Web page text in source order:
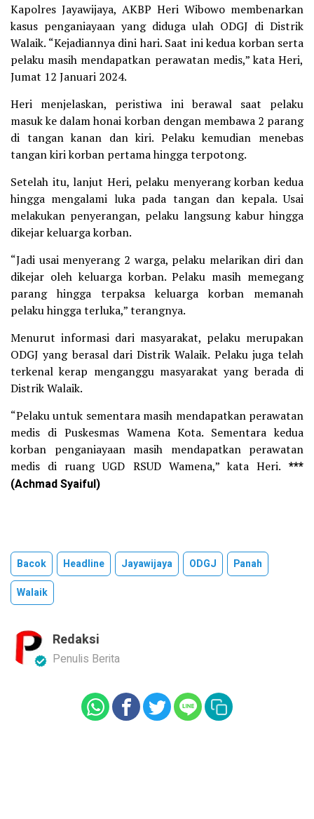
Kapolres Jayawijaya, AKBP Heri Wibowo membenarkan
kasus penganiayaan yang diduga ulah ODGJ di Distrik
Walaik. “Kejadiannya dini hari. Saat ini kedua korban serta
pelaku masih mendapatkan perawatan medis,” kata Heri,
Jumat 12 Januari 2024.
Heri menjelaskan, peristiwa ini berawal saat pelaku
masuk ke dalam honai korban dengan membawa 2 parang
di tangan kanan dan kiri. Pelaku kemudian menebas
tangan kiri korban pertama hingga terpotong.
Setelah itu, lanjut Heri, pelaku menyerang korban kedua
hingga mengalami luka pada tangan dan kepala. Usai
melakukan penyerangan, pelaku langsung kabur hingga
dikejar keluarga korban.
“Jadi usai menyerang 2 warga, pelaku melarikan diri dan
dikejar oleh keluarga korban. Pelaku masih memegang
parang hingga terpaksa keluarga korban memanah
pelaku hingga terluka,” terangnya.
Menurut informasi dari masyarakat, pelaku merupakan
ODGJ yang berasal dari Distrik Walaik. Pelaku juga telah
terkenal kerap menganggu masyarakat yang berada di
Distrik Walaik.
“Pelaku untuk sementara masih mendapatkan perawatan
medis di Puskesmas Wamena Kota. Sementara kedua
korban penganiayaan masih mendapatkan perawatan
medis di ruang UGD RSUD Wamena,” kata Heri. ***
(Achmad Syaiful)
Bacok Headline Jayawijaya ODGJ
Panah
Walaik
Redaksi
Penulis Berita